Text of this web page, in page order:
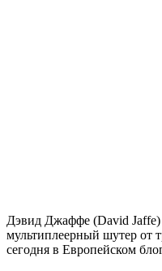
Дэвид Джаффе (David Jaffe)
мультиплеерный шутер от
сегодня в Европейском